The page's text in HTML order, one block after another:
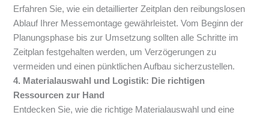
Erfahren Sie, wie ein detaillierter Zeitplan den reibungslosen
Ablauf Ihrer Messemontage gewährleistet. Vom Beginn der
Planungsphase bis zur Umsetzung sollten alle Schritte im
Zeitplan festgehalten werden, um Verzögerungen zu
vermeiden und einen pünktlichen Aufbau sicherzustellen.
4. Materialauswahl und Logistik: Die richtigen
Ressourcen zur Hand
Entdecken Sie, wie die richtige Materialauswahl und eine